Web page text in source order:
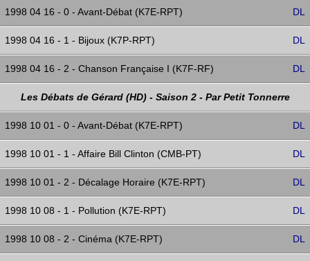
1998 04 16 - 0 - Avant-Débat (K7E-RPT) DL
1998 04 16 - 1 - Bijoux (K7P-RPT) DL
1998 04 16 - 2 - Chanson Française I (K7F-RF) DL
Les Débats de Gérard (HD) - Saison 2 - Par Petit Tonnerre
1998 10 01 - 0 - Avant-Débat (K7E-RPT) DL
1998 10 01 - 1 - Affaire Bill Clinton (CMB-PT) DL
1998 10 01 - 2 - Décalage Horaire (K7E-RPT) DL
1998 10 08 - 1 - Pollution (K7E-RPT) DL
1998 10 08 - 2 - Cinéma (K7E-RPT) DL